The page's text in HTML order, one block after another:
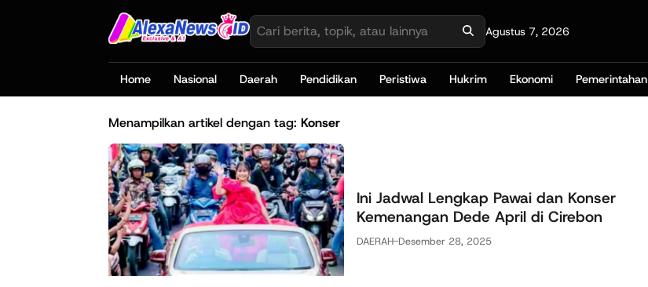
Agustus 7, 2026
Home Nasional Daerah Pendidikan Peristiwa Hukrim Ekonomi Pemerintahan
Menampilkan artikel dengan tag: Konser
Ini Jadwal Lengkap Pawai dan Konser
Kemenangan Dede April di Cirebon
DAERAH-Desember 28, 2025